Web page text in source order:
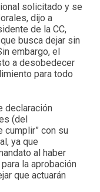
solicitado y se
dijo a
de la CC,
busca dejar sin
embargo, el
a desobedecer
para todo
declaración
(del
cumplir” con su
ya que
al haber
la aprobación
que actuarán